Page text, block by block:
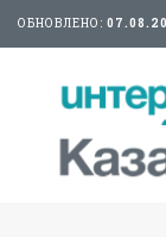
ОБНОВЛЕНО: